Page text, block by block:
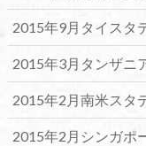
2015年9月タイスタ
2015年3月タンザニ
2015年2月南米スタ
2015年2月シンガポ